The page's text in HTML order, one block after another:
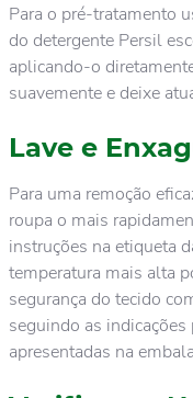
Para o pré-tratamento
do detergente Persil
aplicando-o
suavemente e deixe
Lave e
Para uma remoção
roupa o mais
instruções na etiqueta
temperatura mais alta
segurança do tecido
seguindo as
apresentadas na